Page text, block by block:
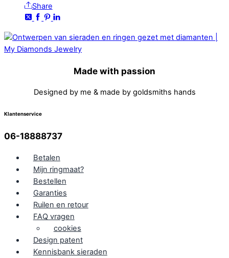
Share
Made with passion
Designed by me & made by goldsmiths hands
Klantenservice
06-18888737
Betalen
Mijn ringmaat?
Bestellen
Garanties
Ruilen en retour
FAQ vragen
cookies
Design patent
Kennisbank sieraden